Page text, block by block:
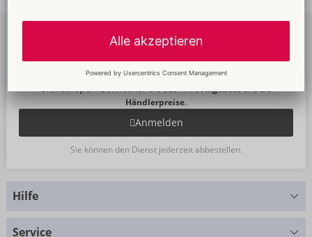
abonnieren
Um unseren Newsletter zu abonnieren, melden Sie sich bitte im
Onlineshop an. Dann sehen Sie auch IhreAngeboteund die
Händlerpreise.
Anmelden
Sie können den Dienst jederzeit abbestellen.
Hilfe
Service